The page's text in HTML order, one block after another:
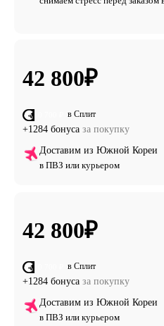
42 800₽
от 10 700 ₽ в Сплит
+1284 бонуса за покупку
Доставим из Южной Кореи
в ПВЗ или курьером
42 800₽
от 10 700 ₽ в Сплит
+1284 бонуса за покупку
Доставим из Южной Кореи
в ПВЗ или курьером